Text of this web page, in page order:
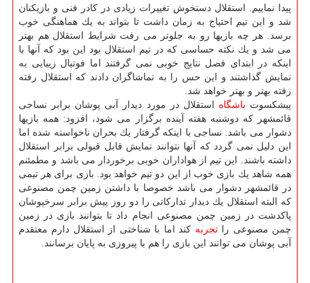
پیدا نماییم. استقلال دستخوش تغییرات زیادی در كادر فنی و بازیكنان
شد و این تیم احتیاج به زمان داشت تا بتواند به یك هماهنگی خوب
برسد. هر چه بازیها رو به جلوتر می رفت شرایط استقلال هم بهتر
می شد و یك نكته حساسی كه در تیم استقلال بود این بود كه آنها با
اینكه در ابتدای فصل نتایج خوبی نمی گرفتند اما فوتبال زیبایی به
نمایش گذاشتند و این حس را به تماشاگران دادند كه استقلال رفته
رفته بهتر و بهتر خواهد شد.
پیشكسوت باشگاه استقلال در مورد دیدار آبی پوشان برابر نساجی
قائمشهر كه دوشنبه هفته آینده برگزار می شود، افزود: همه بازیها
دشوار می باشد. نساجی با اینكه گرفتار یك بحران ناخواسته شده اما
این دلیل نمی گردد كه آنها نتوانند نمایش قابل قبولی برابر استقلال
داشته باشند. این تیم از هواداران خوبی برخوردار می باشد و مطمئنم
همه شاهد یك بازی خوب از این دو تیم خواهد بود. بازی برای هر تیمی
در قائمشهر دشوار می باشد خصوصا با داشتن زمین چمن مصنوعی
كه البته استقلال یك دیدار تداركاتی را دو روز پیش برابر سرخپوشان
پاكدشت در زمین چمن مصنوعی انجام داد تا بتوانند بازی در زمین
چمن مصنوعی راتجربه كند اما با شناختی از استقلال دارم معتقدم
آبی پوشان می توانند این بازی را هم با پیروزی به پایان برسانند.